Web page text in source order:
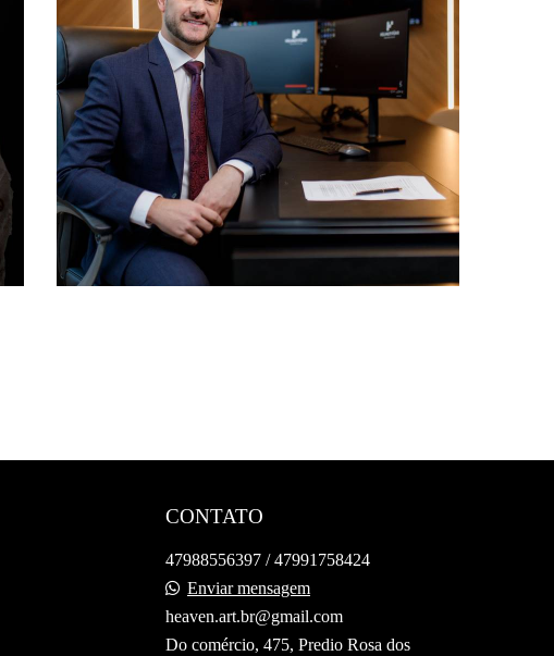
326 0
CONTATO
47988556397 / 47991758424
Enviar mensagem
heaven.art.br@gmail.com
Do comércio, 475, Predio Rosa dos